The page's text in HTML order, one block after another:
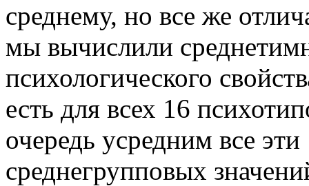
среднему, но все же
мы вычислили
психологического
есть для всех 16
очередь усредним все
среднегрупповых